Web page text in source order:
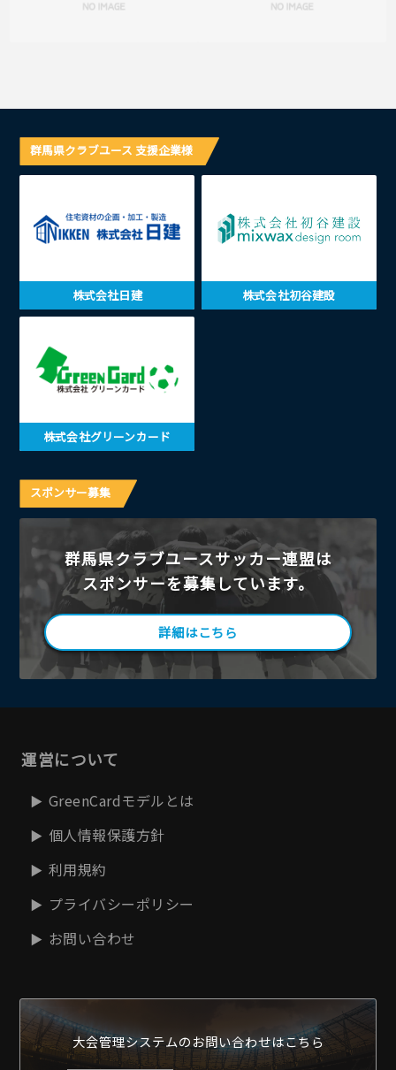
群馬県クラブユース 支援企業様
株式会社日建 株式会社初谷建設
株式会社グリーンカード
スポンサー募集
群馬県クラブユースサッカー連盟は
スポンサーを募集しています。
詳細はこちら
運営について
GreenCardモデルとは
個人情報保護方針
利用規約
プライバシーポリシー
お問い合わせ
大会管理システムのお問い合わせはこちら